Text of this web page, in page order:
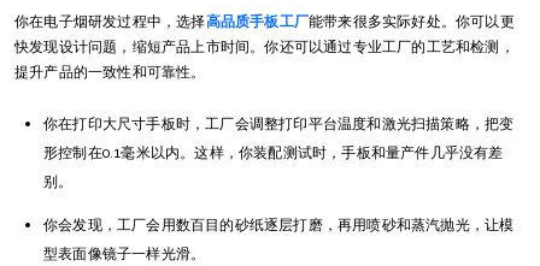
你在电子烟研发过程中，选择高品质手板工厂能带来很多实际好处。你可以更
快发现设计问题，缩短产品上市时间。你还可以通过专业工厂的工艺和检测，
提升产品的一致性和可靠性。
你在打印大尺寸手板时，工厂会调整打印平台温度和激光扫描策略，把变
形控制在0.1毫米以内。这样，你装配测试时，手板和量产件几乎没有差
别。
你会发现，工厂会用数百目的砂纸逐层打磨，再用喷砂和蒸汽抛光，让模
型表面像镜子一样光滑。